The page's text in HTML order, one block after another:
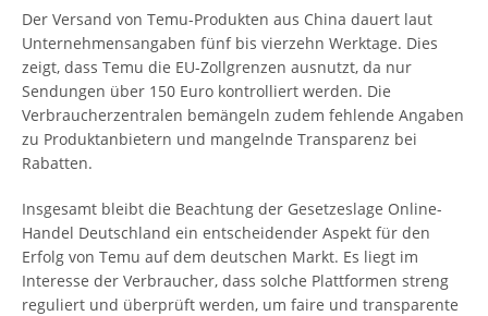
Der Versand von Temu-Produkten aus China dauert laut
Unternehmensangaben fünf bis vierzehn Werktage. Dies
zeigt, dass Temu die EU-Zollgrenzen ausnutzt, da nur
Sendungen über 150 Euro kontrolliert werden. Die
Verbraucherzentralen bemängeln zudem fehlende Angaben
zu Produktanbietern und mangelnde Transparenz bei
Rabatten.
Insgesamt bleibt die Beachtung der Gesetzeslage Online-
Handel Deutschland ein entscheidender Aspekt für den
Erfolg von Temu auf dem deutschen Markt. Es liegt im
Interesse der Verbraucher, dass solche Plattformen streng
reguliert und überprüft werden, um faire und transparente